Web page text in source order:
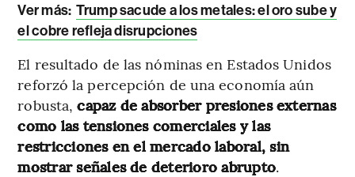
Ver más: Trump sacude a los metales: el oro sube y
el cobre refleja disrupciones
El resultado de las nóminas en Estados Unidos
reforzó la percepción de una economía aún
robusta,capaz de absorber presiones externas
como las tensiones comerciales y las
restricciones en el mercado laboral, sin
mostrar señales de deterioro abrupto.